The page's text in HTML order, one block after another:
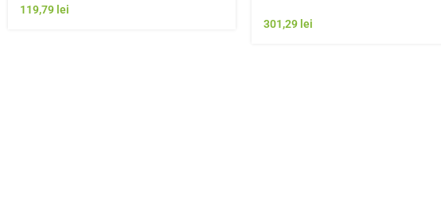
Rezistenta Exterior
119,79 lei
301,29 lei